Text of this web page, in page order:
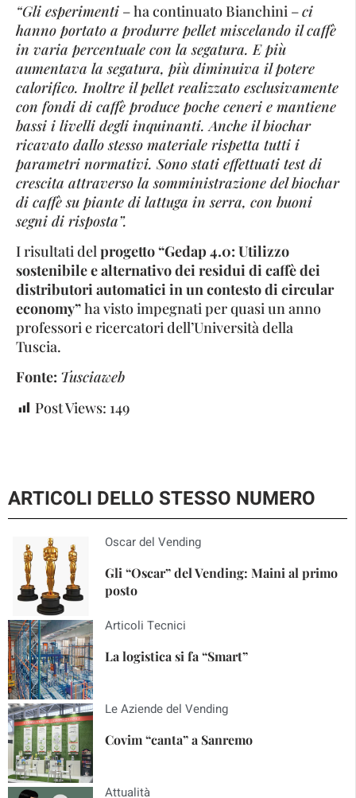
“Gli esperimenti – ha continuato Bianchini –ci
hanno portato a produrre pellet miscelando il caffè
in varia percentuale con la segatura. E più
aumentava la segatura, più diminuiva il potere
calorifico. Inoltre il pellet realizzato esclusivamente
con fondi di caffè produce poche ceneri e mantiene
bassi i livelli degli inquinanti. Anche il biochar
ricavato dallo stesso materiale rispetta tutti i
parametri normativi. Sono stati effettuati test di
crescita attraverso la somministrazione del biochar
di caffè su piante di lattuga in serra, con buoni
segni di risposta”.
I risultati delprogetto “Gedap 4.0: Utilizzo
sostenibile e alternativo dei residui di caffè dei
distributori automatici in un contesto di circular
economy”ha visto impegnati per quasi un anno
professori e ricercatori dell’Università della
Tuscia.
Fonte: Tusciaweb
Post Views: 149
ARTICOLI DELLO STESSO NUMERO
Oscar del Vending
Gli “Oscar” del Vending: Maini al primo
posto
Articoli Tecnici
La logistica si fa “Smart”
Le Aziende del Vending
Covim “canta” a Sanremo
Attualità